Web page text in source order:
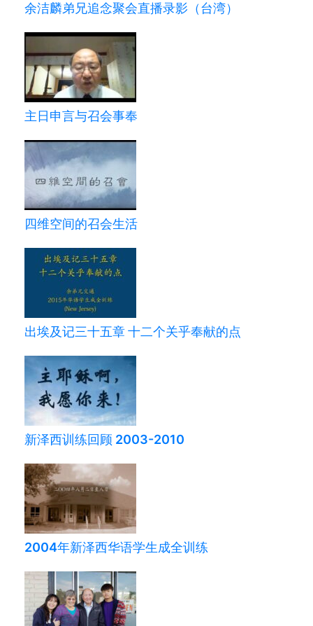
余洁麟弟兄追念聚会直播录影（台湾）
主日申言与召会事奉
四维空间的召会生活
出埃及记三十五章 十二个关乎奉献的点
新泽西训练回顾 2003-2010
2004年新泽西华语学生成全训练